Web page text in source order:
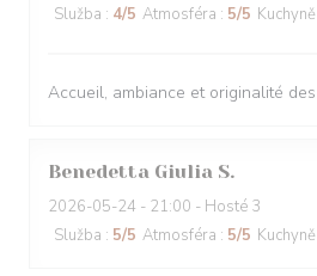
Služba : 4/5 Atmosféra : 5/5 Kuchyně
Accueil, ambiance et originalité
Benedetta Giulia S
2026-05-24 - 21:00 - Hosté 3
Služba : 5/5 Atmosféra : 5/5 Kuchyně